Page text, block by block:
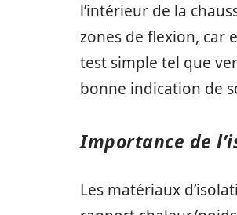
l’intérieur de la
zones de flexion, car
test simple tel que
bonne indication de
Importance de
Les matériaux